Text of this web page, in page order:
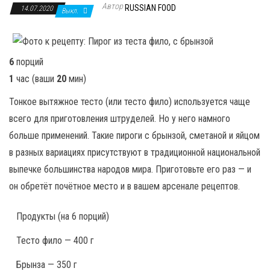
14.07.2020 Выкл. Автор RUSSIAN FOOD
6 порций
1 час (ваши 20 мин)
Тонкое вытяжное тесто (или тесто фило) используется чаще
всего для приготовления штруделей. Но у него намного
больше применений. Такие пироги с брынзой, сметаной и яйцом
в разных вариациях присутствуют в традиционной национальной
выпечке большинства народов мира. Приготовьте его раз — и
он обретёт почётное место и в вашем арсенале рецептов.
Продукты (на 6 порций)
Тесто фило — 400 г
Брынза — 350 г